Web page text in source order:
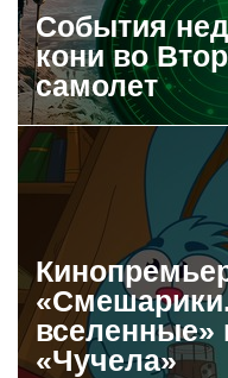
События
кони во
самолет
вселенные»
«Чучела»